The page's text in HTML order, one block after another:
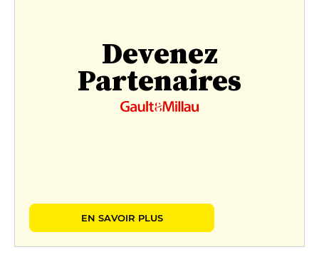
Devenez
Partenaires
EN SAVOIR PLUS